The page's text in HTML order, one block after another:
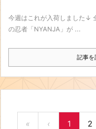
今週はこれが入荷しました↓
の忍者「NYANJA」が ...
記事を
« ‹ 1 2